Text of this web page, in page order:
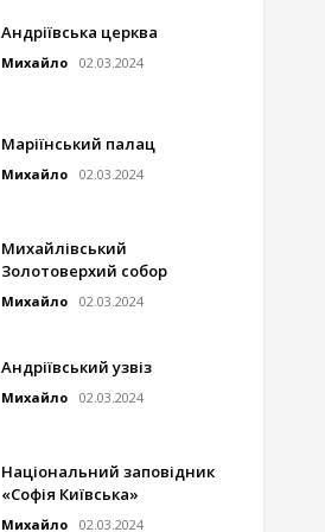
Андріївська церква
Михайло 02.03.2024
Маріїнський палац
Михайло 02.03.2024
Михайлівський
Золотоверхий собор
Михайло 02.03.2024
Андріївський узвіз
Михайло 02.03.2024
Національний заповідник
«Софія Київська»
Михайло 02.03.2024